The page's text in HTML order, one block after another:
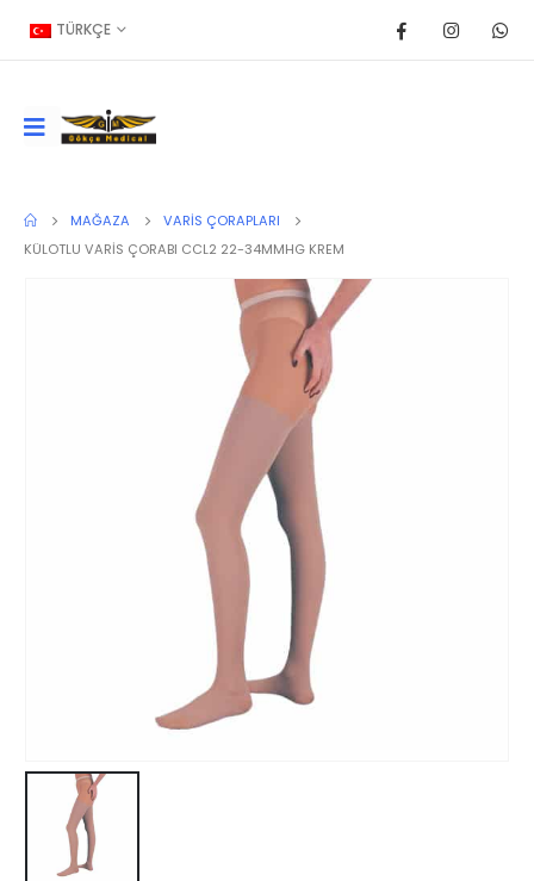
TÜRKÇE
MAĞAZA
VARIS ÇORAPLARI
KÜLOTLU VARİS ÇORABI CCL2 22-34MMHG KREM